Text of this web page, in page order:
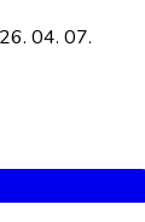
04. 07.